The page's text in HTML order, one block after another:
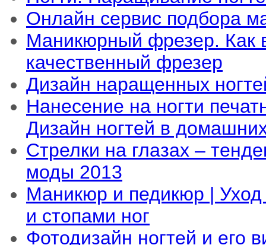
Онлайн сервис подбора
Маникюрный фрезер. Как
качественный фрезер
Дизайн наращенных
Нанесение на ногти
Дизайн ногтей в
Стрелки на глазах –
моды 2013
Маникюр и педикюр | Уход
и стопами ног
Фотодизайн ногтей и его